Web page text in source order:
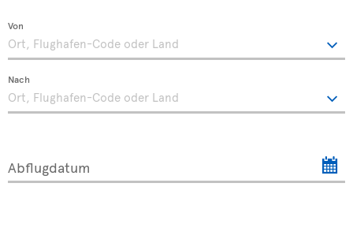
Von
Nach
Abflugdatum